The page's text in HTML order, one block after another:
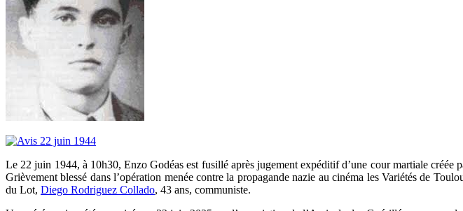
Le 22 juin 1944, à 10h30, Enzo Godéas est fusillé après jugement expéditif d’une cour martiale
Grièvement blessé dans l’opération menée contre la propagande nazie au cinéma les Variétés de
du Lot, Diego Rodriguez Collado, 43 ans, communiste.